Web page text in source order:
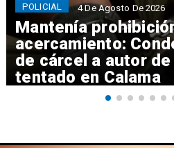
Mantenía
acercamiento:
de cárcel a autor
tentado en Calama
POLICIAL 4 De Agosto De 2026